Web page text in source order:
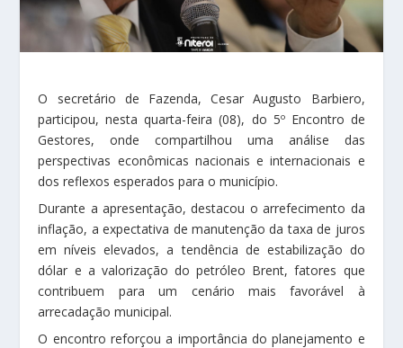
O secretário de Fazenda, Cesar Augusto Barbiero,
participou, nesta quarta-feira (08), do 5º Encontro de
Gestores, onde compartilhou uma análise das
perspectivas econômicas nacionais e internacionais e
dos reflexos esperados para o município.
Durante a apresentação, destacou o arrefecimento da
inflação, a expectativa de manutenção da taxa de juros
em níveis elevados, a tendência de estabilização do
dólar e a valorização do petróleo Brent, fatores que
contribuem para um cenário mais favorável à
arrecadação municipal.
O encontro reforçou a importância do planejamento e